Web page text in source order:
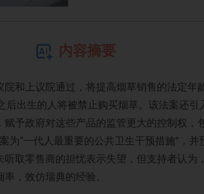
内容摘要
院和上议院通过，将提高烟草销售的法定年
后出生的人将被禁止购买烟草。该法案还引
予政府对这些产品的监管更大的控制权，
为“一代人最重要的公共卫生干预措施”，并
取零售商的担忧表示失望，但支持者认为
，效仿瑞典的经验。